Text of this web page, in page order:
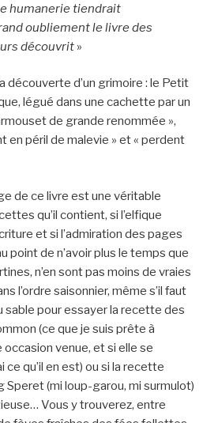
humanerie tiendrait
oubliement le livre des
découvrit »
découverte d’un grimoire : le Petit
légué dans une cachette par un
de grande renommée »,
en péril de malevie » et « perdent
de ce livre est une véritable
qu’il contient, si l’elfique
et si l’admiration des pages
point de n’avoir plus le temps que
n’en sont pas moins de vraies
l’ordre saisonnier, même s’il faut
sable pour essayer la recette des
(ce que je suis prête à
venue, et si elle se
ce qu’il en est) ou si la recette
Speret (mi loup-garou, mi surmulot)
Vous y trouverez, entre